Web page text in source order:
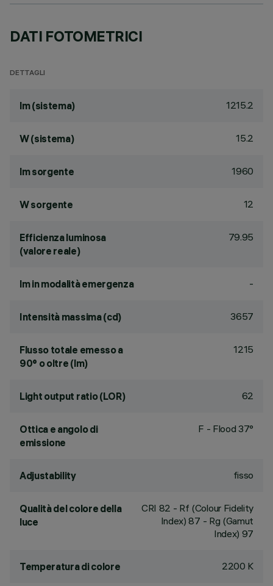
DATI FOTOMETRICI
DETTAGLI
lm (sistema) 1215.2
W (sistema) 15.2
lm sorgente 1960
W sorgente 12
Efficienza luminosa
(valore reale)
79.95
lm in modalità emergenza -
Intensità massima (cd) 3657
Flusso totale emesso a
90° o oltre (lm)
1215
Light output ratio (LOR) 62
Ottica e angolo di
emissione
F - Flood 37°
Adjustability fisso
Qualità del colore della
luce
CRI 82 - Rf (Colour Fidelity
Index) 87 - Rg (Gamut
Index) 97
Temperatura di colore 2200 K